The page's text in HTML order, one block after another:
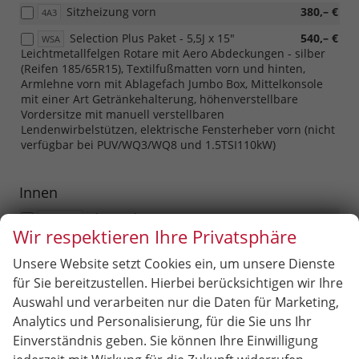
4A3 380,– €
Sitzheizung vorn
WSA 540,– €
Selection Plus Paket - 5,5J x 15"
Leichtmetallfelgen Rotare mit Aero Abdeckungen - silber
(Reifen 185/65R15), Textilfußmatten vorn und hinten,
Armlehne vorn mit Ablagefach Jumbo Box, Mittelkonsole
mit einer Art Getränkehalterung, höhenverstellbare
Vordersitze mit manuell verstellbaren
Lendenwirbelstützen, elektrische Fensterheber vorn (nicht
verfügbar bei PUV/WQ3/WQ8 und 1.5TSI110kW)
Innen
360,– €
Alarmanlage
PK5
Versenkbare integrierte
Scheinwerferwaschdüsen, Waschflüssigkeitsstandanzeige
3GD 180,– €
Doppelter Ladeboden im Kofferraum
(nur mit PUQ)
PHB 510,– €
Climatronic - Zwei-Zonen-
Klimaautomatik mit Feuchtigkeitssensor und Kombifilter
Wir respektieren Ihre Privatsphäre
Unsere Website setzt Cookies ein, um unsere Dienste
für Sie bereitzustellen. Hierbei berücksichtigen wir Ihre
Auswahl und verarbeiten nur die Daten für Marketing,
Analytics und Personalisierung, für die Sie uns Ihr
Einverständnis geben. Sie können Ihre Einwilligung